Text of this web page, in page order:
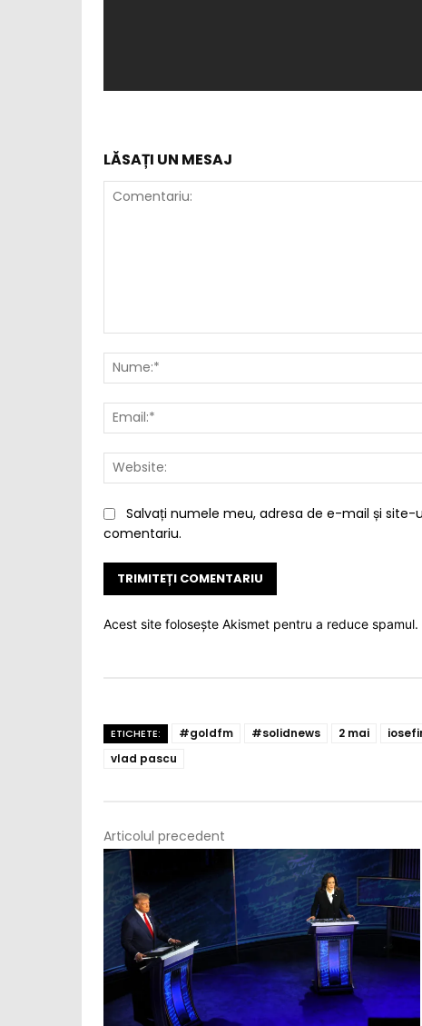
LĂSAȚI UN MESAJ
Salvați numele meu, adresa de e-mail și
comentariu.
Acest site folosește Akismet pentru a reduce spamul.
ETICHETE: #goldfm #solidnews 2 mai
vlad pascu
Articolul precedent